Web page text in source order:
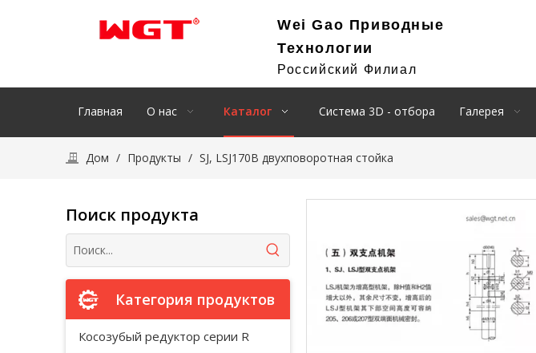
Wei Gao Приводные
Технологии
Российский Филиал
Главная О нас Каталог Система 3D - отбора Галерея
Дом / Продукты / SJ, LSJ170B двухповоротная стойка
Поиск продукта
Категория продуктов
Косозубый редуктор серии R